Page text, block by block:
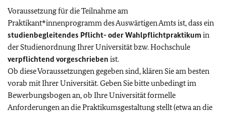
Voraussetzung für die Teilnahme am
Praktikant*innenprogramm des Auswärtigen Amts ist, dass ein
studienbegleitendes Pflicht- oder Wahlpflichtpraktikum in
der Studienordnung Ihrer Universität bzw. Hochschule
verpflichtend vorgeschrieben ist.
Ob diese Voraussetzungen gegeben sind, klären Sie am besten
vorab mit Ihrer Universität. Geben Sie bitte unbedingt im
Bewerbungsbogen an, ob Ihre Universität formelle
Anforderungen an die Praktikumsgestaltung stellt (etwa an die